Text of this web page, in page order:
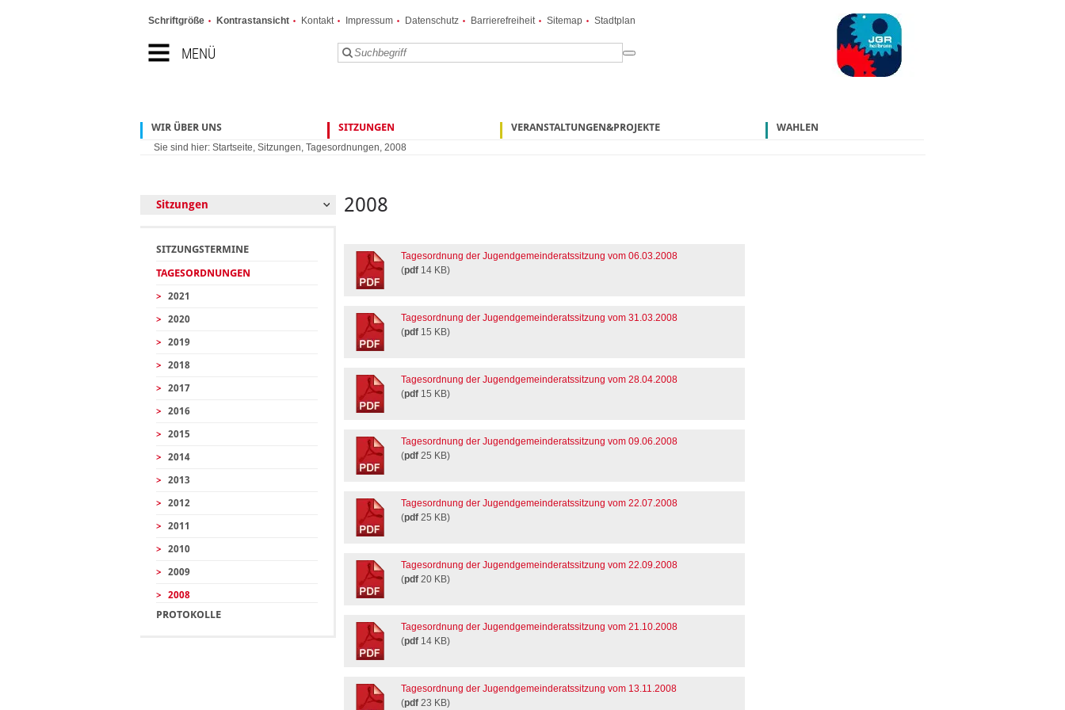
MENÜ
Schriftgröße Kontrastansicht Kontakt Impressum Datenschutz Barrierefreiheit Sitemap Stadtplan
WIR ÜBER UNS SITZUNGEN VERANSTALTUNGEN&PROJEKTE WAHLEN
Sie sind hier: Startseite, Sitzungen, Tagesordnungen, 2008
Sitzungen
SITZUNGSTERMINE
TAGESORDNUNGEN
> 2021
> 2020
> 2019
> 2018
> 2017
> 2016
> 2015
> 2014
> 2013
> 2012
> 2011
> 2010
> 2009
> 2008
PROTOKOLLE
2008
Tagesordnung der Jugendgemeinderatssitzung vom 06.03.2008
(pdf 14 KB)
Tagesordnung der Jugendgemeinderatssitzung vom 31.03.2008
(pdf 15 KB)
Tagesordnung der Jugendgemeinderatssitzung vom 28.04.2008
(pdf 15 KB)
Tagesordnung der Jugendgemeinderatssitzung vom 09.06.2008
(pdf 25 KB)
Tagesordnung der Jugendgemeinderatssitzung vom 22.07.2008
(pdf 25 KB)
Tagesordnung der Jugendgemeinderatssitzung vom 22.09.2008
(pdf 20 KB)
Tagesordnung der Jugendgemeinderatssitzung vom 21.10.2008
(pdf 14 KB)
Tagesordnung der Jugendgemeinderatssitzung vom 13.11.2008
(pdf 23 KB)